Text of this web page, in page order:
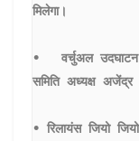
मिलेगा।
•   वर्चुअल उदघाटन
समिति अध्यक्ष
• रिलायंस जियो